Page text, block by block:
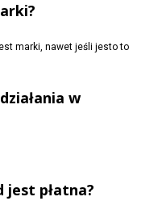
marki, nawet jeśli jesto to
w
jest płatna?